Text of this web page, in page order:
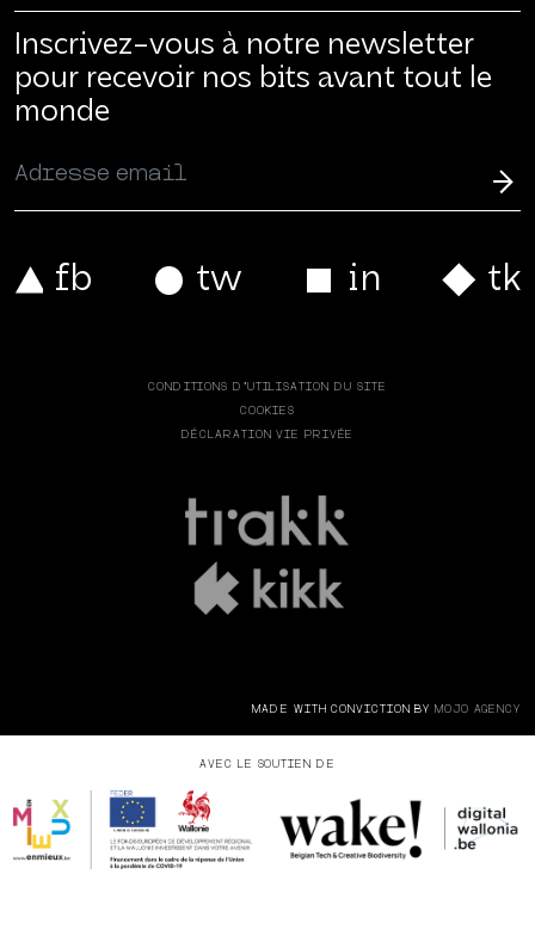
Inscrivez-vous à notre newsletter
pour recevoir nos bits avant tout le
monde
CONDITIONS D’UTILISATION DU SITE
COOKIES
DÉCLARATION VIE PRIVÉE
MADE WITH CONVICTION BYMOJO AGENCY
AVEC LE SOUTIEN DE